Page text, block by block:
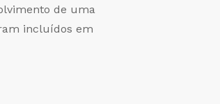
de uma
incluídos em